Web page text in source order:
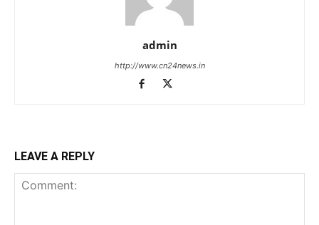
admin
http://www.cn24news.in
LEAVE A REPLY